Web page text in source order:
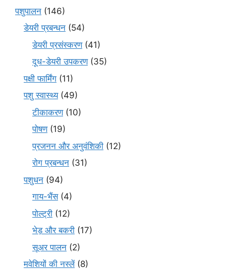
पशुपालन (146)
डेयरी प्रबन्धन (54)
डेयरी प्रसंस्करण(41)
दूध-डेयरी उपकरण(35)
पक्षी फार्मिंग (11)
पशु स्वास्थ्य(49)
टीकाकरण(10)
पोषण(19)
प्रजनन और अनुवंशिकी (12)
रोग प्रबन्धन (31)
पशुधन (94)
गाय-भैंस(4)
पोल्ट्री (12)
भेड़ और बकरी (17)
सूअर पालन (2)
मवेशियों की नस्लें(8)